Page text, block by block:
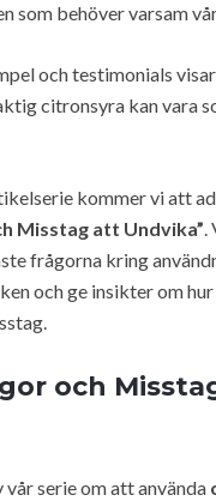
som behöver varsam
och testimonials
citronsyra kan vara
kommer vi att
Misstag att Undvika”.
frågorna kring
och ge insikter om hur
och
vår serie om att använda